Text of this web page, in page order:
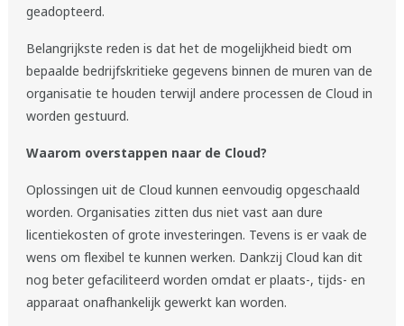
geadopteerd.
Belangrijkste reden is dat het de mogelijkheid biedt om
bepaalde bedrijfskritieke gegevens binnen de muren van de
organisatie te houden terwijl andere processen de Cloud in
worden gestuurd.
Waarom overstappen naar de Cloud?
Oplossingen uit de Cloud kunnen eenvoudig opgeschaald
worden. Organisaties zitten dus niet vast aan dure
licentiekosten of grote investeringen. Tevens is er vaak de
wens om flexibel te kunnen werken. Dankzij Cloud kan dit
nog beter gefaciliteerd worden omdat er plaats-, tijds- en
apparaat onafhankelijk gewerkt kan worden.